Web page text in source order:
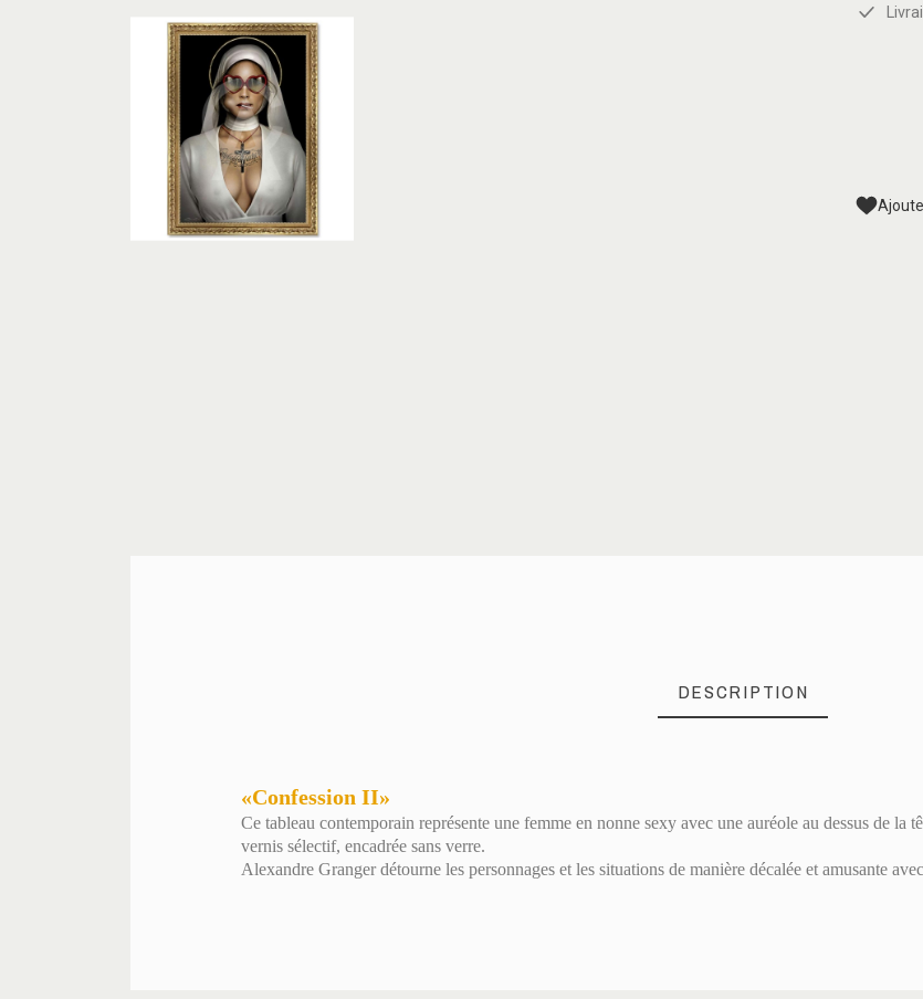
DESCRIPTION
«Confession II»
Ce tableau contemporain représente une femme en nonne sexy avec une auréole au dessus de la
vernis sélectif, encadrée sans verre.
Alexandre Granger détourne les personnages et les situations de manière décalée et amusante